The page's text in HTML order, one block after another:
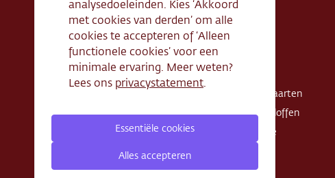
Handige links
Openingstijden
Algemene
voorwaarden
ondernemen
Zakelijke bestelling
Webshop
Taarten
Exclusieve taarten
Schnitte - Sloffen
Koek - Cake
analysedoeleinden. Kies ‘Akkoord
met cookies van derden’ om alle
cookies te accepteren of ‘Alleen
functionele cookies’ voor een
minimale ervaring. Meer weten?
Lees ons privacystatement.
Essentiële cookies
Alles accepteren